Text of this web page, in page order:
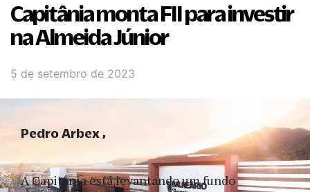
Capitânia monta FII para investir
na Almeida Júnior
5 de setembro de 2023
A Capitânia está levantando um fundo
Pedro Arbex